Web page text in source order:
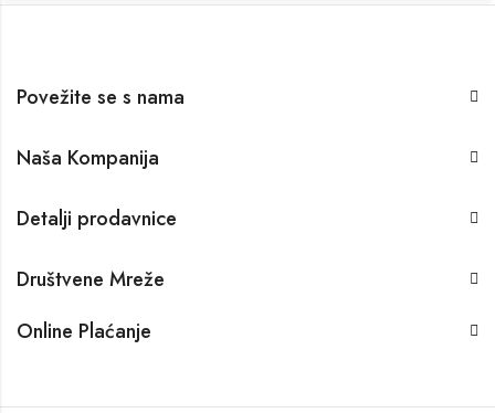
Povežite se s nama
Naša Kompanija
Detalji prodavnice
Društvene Mreže
Online Plaćanje